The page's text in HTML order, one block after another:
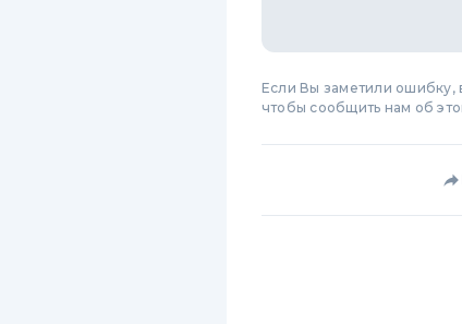
Если Вы заметили ошибку,
чтобы сообщить нам об